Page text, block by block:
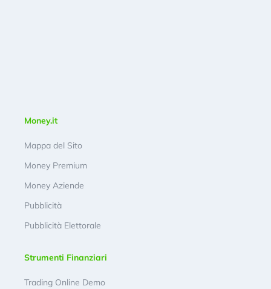
Money.it
Mappa del Sito
Money Premium
Money Aziende
Pubblicità
Pubblicità Elettorale
Strumenti Finanziari
Trading Online Demo